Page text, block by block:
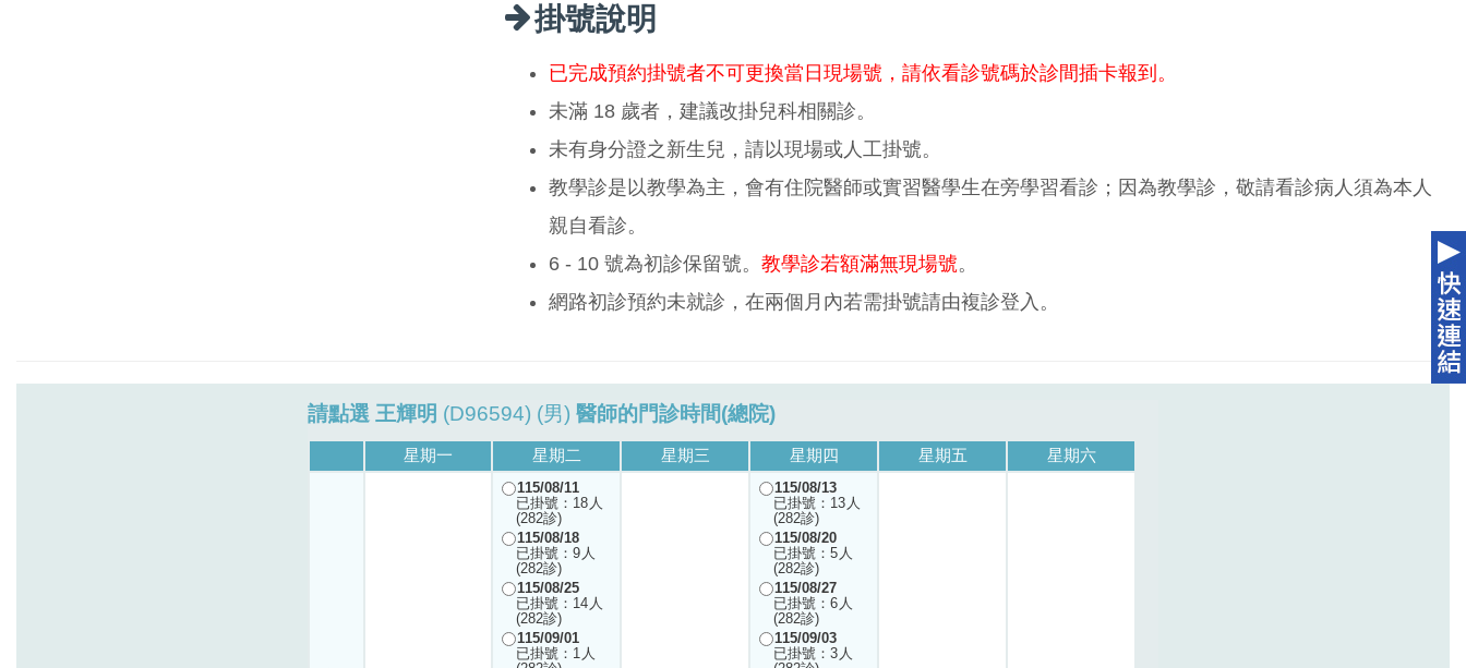
掛號說明
已完成預約掛號者不可更換當日現場號，請依看診號碼於診間插卡報到。
未滿 18 歲者，建議改掛兒科相關診。
未有身分證之新生兒，請以現場或人工掛號。
教學診是以教學為主，會有住院醫師或實習醫學生在旁學習看診；因為教學診，敬請看診病人須為本人
親自看診。
6 - 10 號為初診保留號。 教學診若額滿無現場號。
網路初診預約未就診，在兩個月內若需掛號請由複診登入。